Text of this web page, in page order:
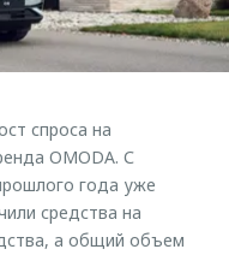
спроса на
OMODA. С
года уже
средства на
а общий объем